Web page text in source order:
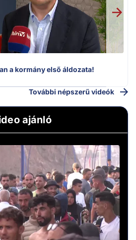
a kormány első áldozata!
További népszerű videók
ajánló